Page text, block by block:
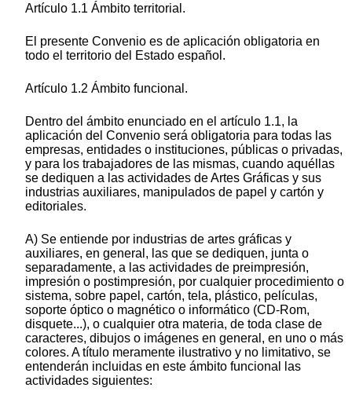
Artículo 1.1 Ámbito territorial.
El presente Convenio es de aplicación obligatoria en
todo el territorio del Estado español.
Artículo 1.2 Ámbito funcional.
Dentro del ámbito enunciado en el artículo 1.1, la
aplicación del Convenio será obligatoria para todas las
empresas, entidades o instituciones, públicas o privadas,
y para los trabajadores de las mismas, cuando aquéllas
se dediquen a las actividades de Artes Gráficas y sus
industrias auxiliares, manipulados de papel y cartón y
editoriales.
A) Se entiende por industrias de artes gráficas y
auxiliares, en general, las que se dediquen, junta o
separadamente, a las actividades de preimpresión,
impresión o postimpresión, por cualquier procedimiento o
sistema, sobre papel, cartón, tela, plástico, películas,
soporte óptico o magnético o informático (CD-Rom,
disquete...), o cualquier otra materia, de toda clase de
caracteres, dibujos o imágenes en general, en uno o más
colores. A título meramente ilustrativo y no limitativo, se
entenderán incluidas en este ámbito funcional las
actividades siguientes: